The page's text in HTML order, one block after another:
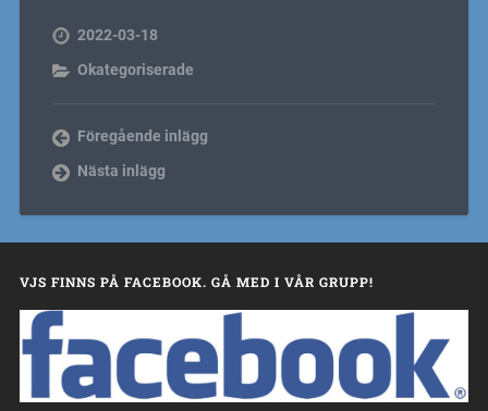
2022-03-18
Okategoriserade
Föregående inlägg
Nästa inlägg
VJS FINNS PÅ FACEBOOK. GÅ MED I VÅR GRUPP!